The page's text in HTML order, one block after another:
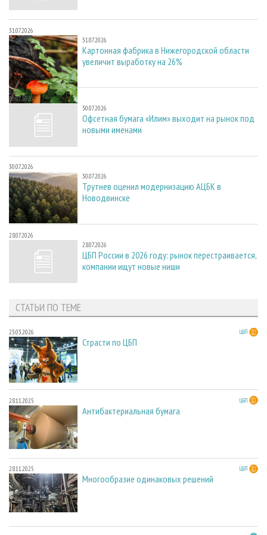
31.07.2026
31.07.2026
Картонная фабрика в Нижегородской области
увеличит выработку на 26%
30.07.2026
30.07.2026
Офсетная бумага «Илим» выходит на рынок под
новыми именами
30.07.2026
30.07.2026
Трутнев оценил модернизацию АЦБК в
Новодвинске
28.07.2026
28.07.2026
ЦБП России в 2026 году: рынок перестраивается,
компании ищут новые ниши
СТАТЬИ ПО ТЕМЕ
23.03.2026 ЦБП
Страсти по ЦБП
28.11.2025 ЦБП
Антибактериальная бумага
28.11.2025 ЦБП
Многообразие одинаковых решений